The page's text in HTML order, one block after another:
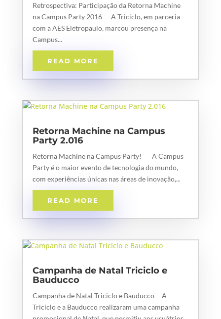
Retrospectiva: Participação da Retorna Machine
na Campus Party 2016 A Triciclo, em parceria
com a AES Eletropaulo, marcou presença na
Campus...
READ MORE
Retorna Machine na Campus
Party 2.016
Retorna Machine na Campus Party! A Campus
Party é o maior evento de tecnologia do mundo,
com experiências únicas nas áreas de inovação,...
READ MORE
Campanha de Natal Triciclo e
Bauducco
Campanha de Natal Triciclo e Bauducco A
Triciclo e a Bauducco realizaram uma campanha